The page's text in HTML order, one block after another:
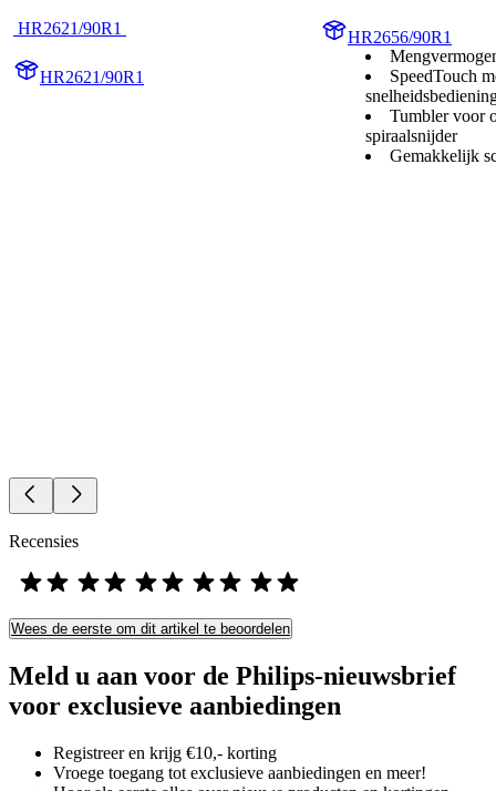
HR2621/90R1
HR2621/90R1
HR2656/90R1
SpeedTouch
Tumbler voor
spiraalsnijder
Gemakkelijk
Recensies
Wees de eerste om dit artikel te beoordelen
Meld u aan voor de Philips-nieuwsbrief
voor exclusieve aanbiedingen
Registreer en krijg €10,- korting
Vroege toegang tot exclusieve aanbiedingen en meer!